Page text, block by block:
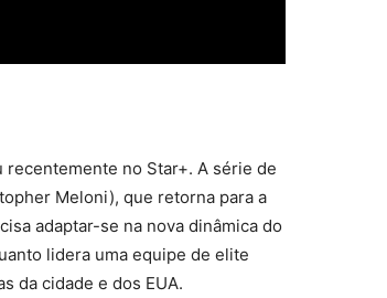
recentemente no Star+. A série de
Meloni), que retorna para a
adaptar-se na nova dinâmica do
lidera uma equipe de elite
da cidade e dos EUA.